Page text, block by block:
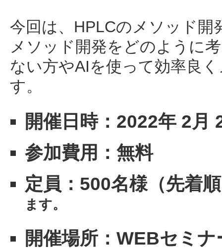
今回は、HPLCのメソッド開
メソッド開発をどのように
ない方やAIを使って効率良
す。
開催日時：2022年 2月
参加費用：無料
定員：500名様（先着
ます。
開催場所：WEBセミ